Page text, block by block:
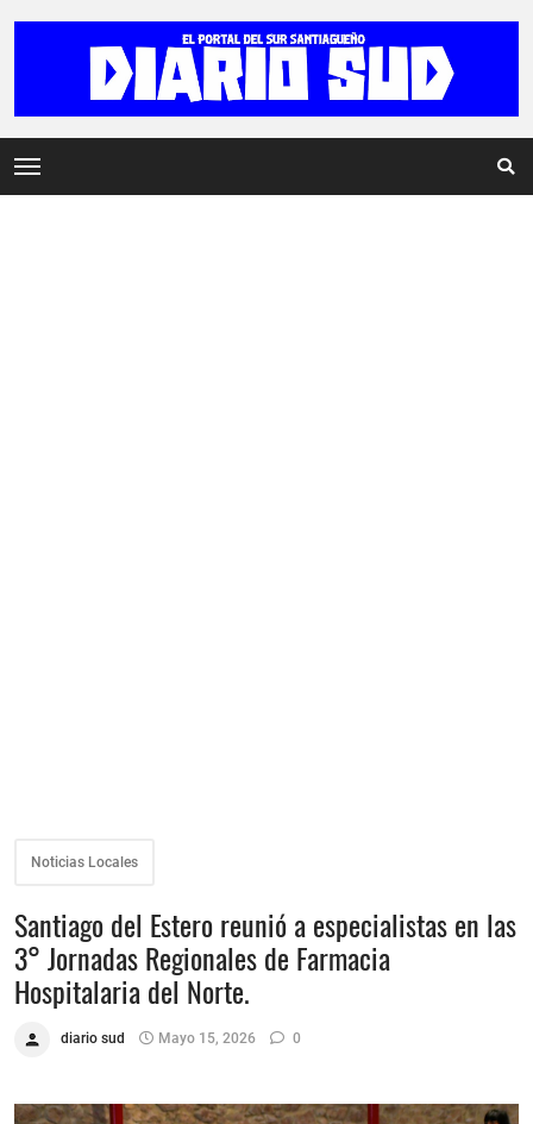
Noticias Locales
Santiago del Estero reunió a especialistas en las
3° Jornadas Regionales de Farmacia
Hospitalaria del Norte.
diario sud Mayo 15, 2026 0